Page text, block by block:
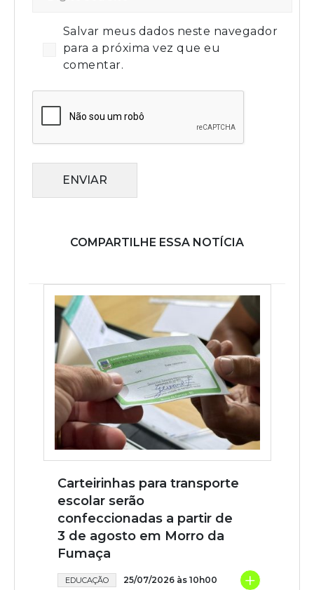
Salvar meus dados neste navegador
para a próxima vez que eu
comentar.
ENVIAR
COMPARTILHE ESSA NOTÍCIA
Carteirinhas para transporte
escolar serão
confeccionadas a partir de
3 de agosto em Morro da
Fumaça
EDUCAÇÃO 25/07/2026 às 10h00 +